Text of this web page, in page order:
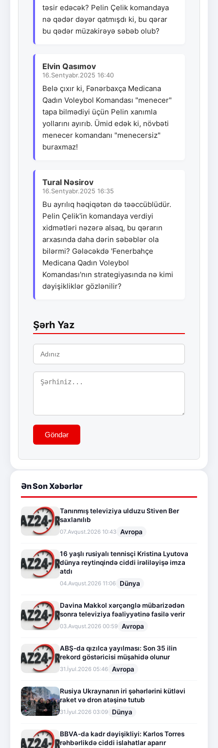
təsir edəcək? Pelin Çelik komandaya
nə qədər dəyər qatmışdı ki, bu qərar
bu qədər müzakirəyə səbəb olub?
Elvin Qasımov
16.Sentyabr.2025 16:40
Belə çıxır ki, Fənərbaxça Medicana
Qadın Voleybol Komandası "menecer"
tapa bilmədiyi üçün Pelin xanımla
yollarını ayırıb. Ümid edək ki, növbəti
menecer komandanı "menecersiz"
buraxmaz!
Tural Nəsirov
16.Sentyabr.2025 16:35
Bu ayrılıq həqiqətən də təəccüblüdür.
Pelin Çelik'in komandaya verdiyi
xidmətləri nəzərə alsaq, bu qərarın
arxasında daha dərin səbəblər ola
bilərmi? Gələcəkdə 'Fenerbahçe
Medicana Qadın Voleybol
Komandası'nın strategiyasında nə kimi
dəyişikliklər gözlənilir?
Şərh Yaz
Göndər
Ən Son Xəbərlər
Tanınmış televiziya ulduzu Stiven Ber
saxlanılıb
07.Avqust.2026 10:43 Avropa
16 yaşlı rusiyalı tennisçi Kristina Lyutova
dünya reytinqində ciddi irəliləyişə imza
atdı
04.Avqust.2026 11:06 Dünya
Davina Makkol xərçənglə mübarizədən
sonra televiziya fəaliyyətinə fasilə verir
03.Avqust.2026 00:59 Avropa
ABŞ-da qızılca yayılması: Son 35 ilin
rekord göstəricisi müşahidə olunur
31.İyul.2026 05:46 Avropa
Rusiya Ukraynanın iri şəhərlərini kütləvi
raket və dron atəşinə tutub
31.İyul.2026 03:09 Dünya
BBVA-da kadr dəyişikliyi: Karlos Torres
rəhbərlikdə ciddi islahatlar aparır